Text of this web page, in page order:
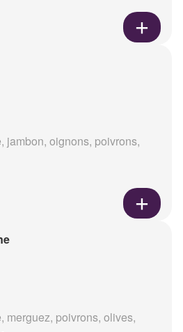
jambon, oignons, poivrons,
merguez, poivrons, olives,